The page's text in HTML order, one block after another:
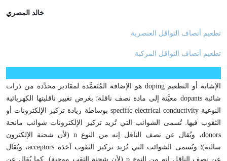
خالد المصري
تطعيم أنصاف النواقل العنصرية
تطعيم أنصاف النواقل المركبة
الإشابة أو التطعيمdoping هو الإضافة المُتَعمَّدة لمقادير محدَّدة من ذرات
شائبةdopants معيَّنة إلى مادة نصف ناقلة؛ بغرض تغيير ناقليتها الكهربائية
النوعيةspecific electrical conductivity بوساطة زيادة تركيز الإلكترونات أو
الثقوب فيها. تُسمى الشوائب التي تُزيد تركيز الإلكترونات شوائب مانحة
donors، ويُقال عن نصف الناقل إنه من النوعn (لأن شحنة الإلكترون
سالبة)؛ وتُسمى الشوائب التي تُزيد تركيز الثقوب آخذة acceptors، ويُقال
عن نصف الناقل إنه من النوعp (لأن شحنة الثقب موجبة). كما يُقال عن